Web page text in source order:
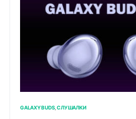
GALAXY BUDS СЛУШАЛКИ